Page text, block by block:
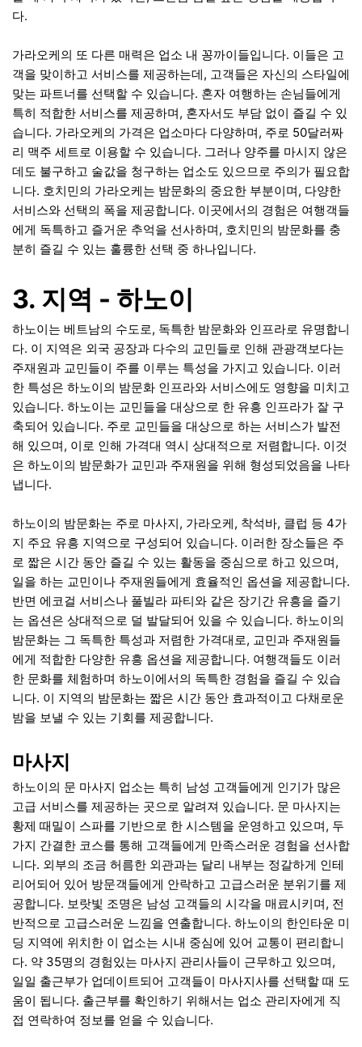
다.
가라오케의 또 다른 매력은 업소 내 꽁까이들입니다. 이들은 고
객을 맞이하고 서비스를 제공하는데, 고객들은 자신의 스타일에
맞는 파트너를 선택할 수 있습니다. 혼자 여행하는 손님들에게
특히 적합한 서비스를 제공하며, 혼자서도 부담 없이 즐길 수 있
습니다. 가라오케의 가격은 업소마다 다양하며, 주로 50달러짜
리 맥주 세트로 이용할 수 있습니다. 그러나 양주를 마시지 않은
데도 불구하고 술값을 청구하는 업소도 있으므로 주의가 필요합
니다. 호치민의 가라오케는 밤문화의 중요한 부분이며, 다양한
서비스와 선택의 폭을 제공합니다. 이곳에서의 경험은 여행객들
에게 독특하고 즐거운 추억을 선사하며, 호치민의 밤문화를 충
분히 즐길 수 있는 훌륭한 선택 중 하나입니다.
3. 지역 - 하노이
하노이는 베트남의 수도로, 독특한 밤문화와 인프라로 유명합니
다. 이 지역은 외국 공장과 다수의 교민들로 인해 관광객보다는
주재원과 교민들이 주를 이루는 특성을 가지고 있습니다. 이러
한 특성은 하노이의 밤문화 인프라와 서비스에도 영향을 미치고
있습니다. 하노이는 교민들을 대상으로 한 유흥 인프라가 잘 구
축되어 있습니다. 주로 교민들을 대상으로 하는 서비스가 발전
해 있으며, 이로 인해 가격대 역시 상대적으로 저렴합니다. 이것
은 하노이의 밤문화가 교민과 주재원을 위해 형성되었음을 나타
냅니다.
하노이의 밤문화는 주로 마사지, 가라오케, 착석바, 클럽 등 4가
지 주요 유흥 지역으로 구성되어 있습니다. 이러한 장소들은 주
로 짧은 시간 동안 즐길 수 있는 활동을 중심으로 하고 있으며,
일을 하는 교민이나 주재원들에게 효율적인 옵션을 제공합니다.
반면 에코걸 서비스나 풀빌라 파티와 같은 장기간 유흥을 즐기
는 옵션은 상대적으로 덜 발달되어 있을 수 있습니다. 하노이의
밤문화는 그 독특한 특성과 저렴한 가격대로, 교민과 주재원들
에게 적합한 다양한 유흥 옵션을 제공합니다. 여행객들도 이러
한 문화를 체험하며 하노이에서의 독특한 경험을 즐길 수 있습
니다. 이 지역의 밤문화는 짧은 시간 동안 효과적이고 다채로운
밤을 보낼 수 있는 기회를 제공합니다.
마사지
하노이의 문 마사지 업소는 특히 남성 고객들에게 인기가 많은
고급 서비스를 제공하는 곳으로 알려져 있습니다. 문 마사지는
황제 때밀이 스파를 기반으로 한 시스템을 운영하고 있으며, 두
가지 간결한 코스를 통해 고객들에게 만족스러운 경험을 선사합
니다. 외부의 조금 허름한 외관과는 달리 내부는 정갈하게 인테
리어되어 있어 방문객들에게 안락하고 고급스러운 분위기를 제
공합니다. 보랏빛 조명은 남성 고객들의 시각을 매료시키며, 전
반적으로 고급스러운 느낌을 연출합니다. 하노이의 한인타운 미
딩 지역에 위치한 이 업소는 시내 중심에 있어 교통이 편리합니
다. 약 35명의 경험있는 마사지 관리사들이 근무하고 있으며,
일일 출근부가 업데이트되어 고객들이 마사지사를 선택할 때 도
움이 됩니다. 출근부를 확인하기 위해서는 업소 관리자에게 직
접 연락하여 정보를 얻을 수 있습니다.